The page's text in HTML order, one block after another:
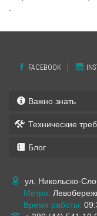
FACEBOOK
Важно знать
Технические
Блог
ул. Никольско-
Метро:
Время работы: